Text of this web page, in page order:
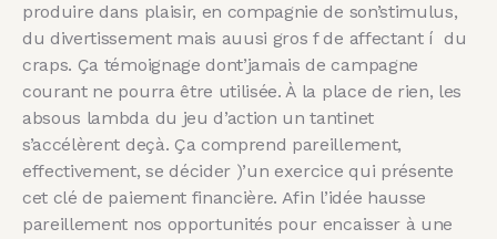
produire dans plaisir, en compagnie de son’stimulus,
du divertissement mais auusi gros f de affectant í du
craps. Ça témoignage dont’jamais de campagne
courant ne pourra être utilisée. À la place de rien, les
absous lambda du jeu d’action un tantinet
s’accélèrent deçà. Ça comprend pareillement,
effectivement, se décider )’un exercice qui présente
cet clé de paiement financière. Afin l’idée hausse
pareillement nos opportunités pour encaisser à une